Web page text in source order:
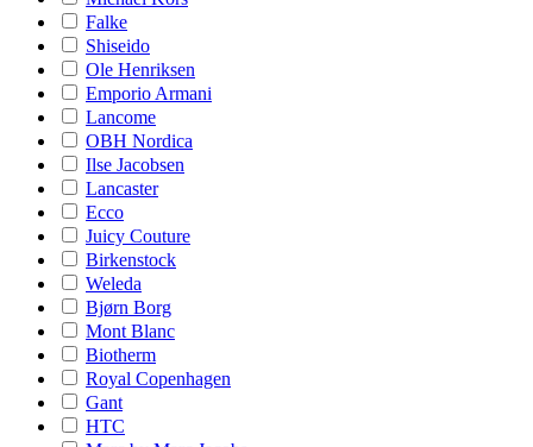
Falke
Shiseido
Ole Henriksen
Emporio Armani
Lancome
OBH Nordica
Ilse Jacobsen
Lancaster
Ecco
Juicy Couture
Birkenstock
Weleda
Bjørn Borg
Mont Blanc
Biotherm
Royal Copenhagen
Gant
HTC